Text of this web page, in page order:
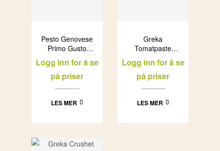
Pesto Genovese
Primo Gusto
(12x190g)
Logg inn for å se
på priser
LES MER
Greka
Tomatpaste
(24x410g)
Logg inn for å se
på priser
LES MER